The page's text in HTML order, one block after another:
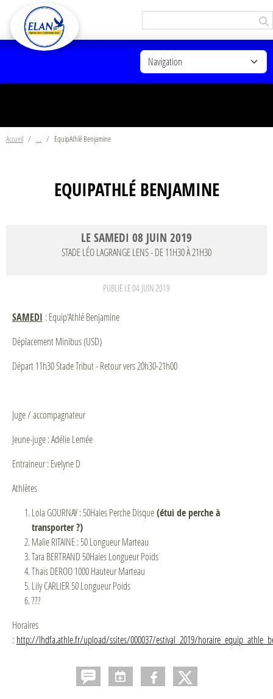
Accueil EquipAthlé Benjamine
EQUIPATHLÉ BENJAMINE
LESAMEDI 08 JUIN 2019
STADE LÉO LAGRANGELENS- DE 11H30 À 21H30
PUBLIÉ LE04 JUIN 2019
SAMEDI : Equip'Athlé Benjamine
Déplacement Minibus (USD)
Départ 11h30 Stade Tribut - Retour vers 20h30-21h00
Juge / accompagnateur
Jeune-juge : Adélie Lemée
Entraineur : Evelyne D
Athlètes
Lola GOURNAY : 50Haies Perche Disque(étui de perche à
transporter ?)
Malie RITAINE : 50 Longueur Marteau
Tara BERTRAND 50Haies Longueur Poids
Thaïs DEROO 1000 Hauteur Marteau
Lily CARLIER 50 Longueur Poids
???
Horaires
: http://lhdfa.athle.fr/upload/ssites/000037/estival_2019/
Panneau de gestion des cookies